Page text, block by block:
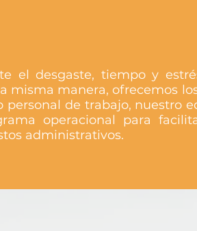
el desgaste, tiempo y
misma manera, ofrecemos
de trabajo, nuestro
operacional para
administrativos.